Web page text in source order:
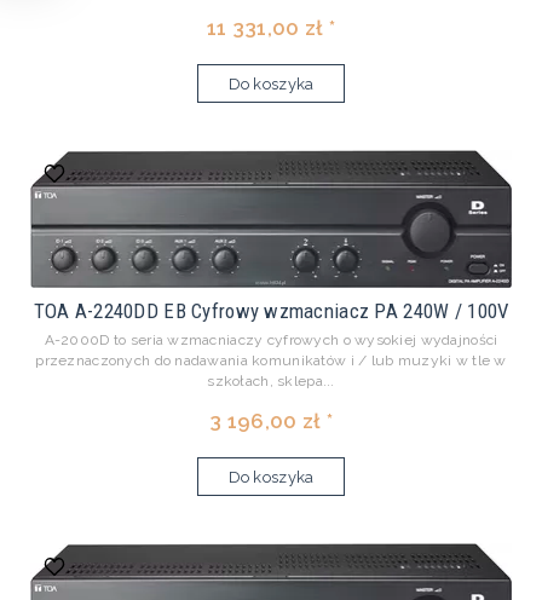
11 331,00 zł *
Do koszyka
TOA A-2240DD EB Cyfrowy wzmacniacz PA 240W / 100V
A-2000D to seria wzmacniaczy cyfrowych o wysokiej wydajności
przeznaczonych do nadawania komunikatów i / lub muzyki w tle w
szkołach, sklepa...
3 196,00 zł *
Do koszyka